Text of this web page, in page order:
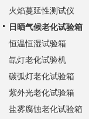
火焰蔓延性测试仪
日晒气候老化试验箱
恒温恒湿试验箱
氙灯老化试验机
碳弧灯老化试验箱
紫外光老化试验箱
盐雾腐蚀老化试验箱